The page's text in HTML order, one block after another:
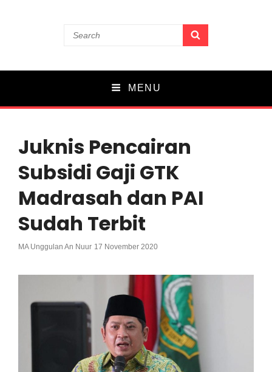
MA UNGGULAN AN
Search
MENU
Juknis Pencairan
Subsidi Gaji GTK
Madrasah dan PAI
Sudah Terbit
MA Unggulan An Nuur Posted
17 November 2020